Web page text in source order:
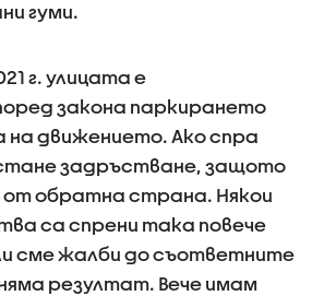
гуми.
г. улицата е
закона паркирането
на движението. Ако спра
задръстване, защото
от обратна страна. Някои
са спрени така повече
сме жалби до съответните
резултат. Вече имам